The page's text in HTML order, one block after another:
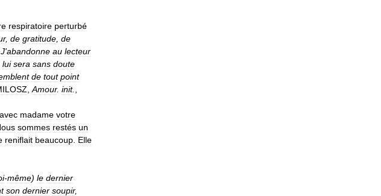
respiratoire perturbé
, de gratitude de
J'abandonne au lecteur
lui sera sans doute
de tout point
Amour. init.
avec madame votre
sommes restés un
reniflait beaucoup Elle
-même) le dernier
son dernier soupir,